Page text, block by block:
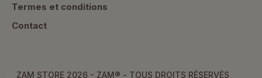
Termes et conditions
Contact
ZAM STORE 2026 - ZAM® - TOUS DROITS RÉSERVÉS